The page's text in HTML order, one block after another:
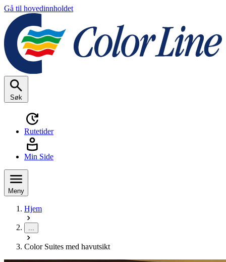
Gå til hovedinnholdet
Søk
Rutetider
Min Side
Meny
Hjem
Color Suites med havutsikt